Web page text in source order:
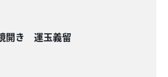
開き 運玉義留